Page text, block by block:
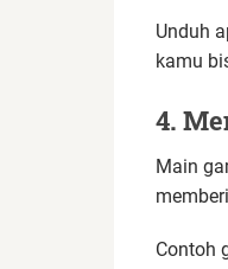
Unduh
kamu
4.
Main
Contoh